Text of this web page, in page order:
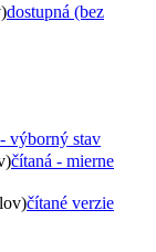
dostupná (bez
výborný stav
čítaná - mierne
čítané verzie